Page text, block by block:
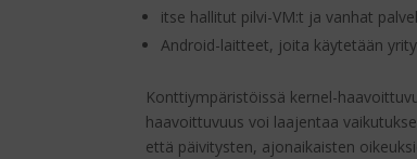
itse hallitut pilvi-VM:t ja vanhat
Android-laitteet, joita käytetään
Konttiympäristöissä kernel-
haavoittuvuus voi laajentaa
että päivitysten, ajonaikaisten